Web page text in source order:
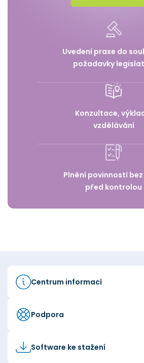
Uvedení praxe do
požadavky
Konzultace,
vzdělávání
Plnění povinností
před kontrolou
Centrum informací
Podpora
Software ke stažení